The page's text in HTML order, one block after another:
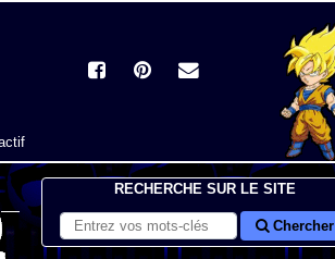
RECHERCHE SUR LE SITE
Chercher